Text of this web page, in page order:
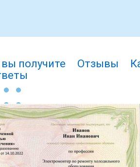
получите Отзывы